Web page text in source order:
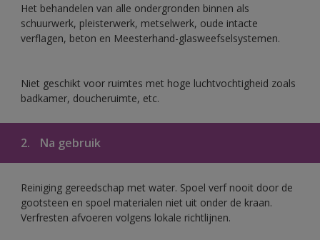
Het behandelen van alle ondergronden binnen als
schuurwerk, pleisterwerk, metselwerk, oude intacte
verflagen, beton en Meesterhand-glasweefselsystemen.
Niet geschikt voor ruimtes met hoge luchtvochtigheid zoals
badkamer, doucheruimte, etc.
2. Na gebruik
Reiniging gereedschap met water. Spoel verf nooit door de
gootsteen en spoel materialen niet uit onder de kraan.
Verfresten afvoeren volgens lokale richtlijnen.